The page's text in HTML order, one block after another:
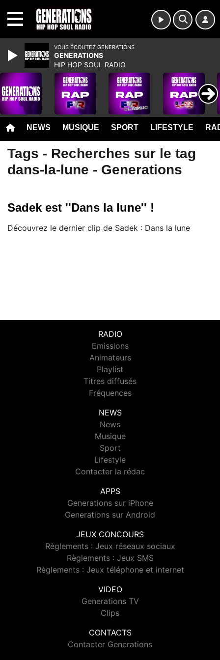
NEWS MUSIQUE SPORT LIFESTYLE
Tags - Recherches sur le tag
dans-la-lune - Generations
Sadek est ''Dans la lune'' !
Découvrez le dernier clip de Sadek : Dans la lune
RADIO
Emissions
Animateurs
Playlist
Titres diffusés
Fréquences
NEWS
News
Musique
Sport
Lifestyle
Contacter la rédac
APPS
Generations sur iPhone
Generations sur Android
JEUX CONCOURS
Règlements : Jeux réseaux sociaux
Règlements : Jeux SMS
Règlements : Jeux téléphone et internet
VIDEO
Generations TV
Clips
CONTACTS
Contacter Generations
VOUS ÉCOUTEZ GENERATIONS
GENERATIONS
HIP HOP SOUL RADIO